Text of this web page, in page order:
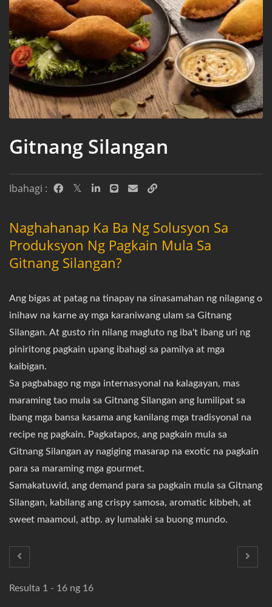
Gitnang Silangan
Ibahagi :
Naghahanap Ka Ba Ng Solusyon Sa
Produksyon Ng Pagkain Mula Sa
Gitnang Silangan?
Ang bigas at patag na tinapay na sinasamahan ng nilagang o
inihaw na karne ay mga karaniwang ulam sa Gitnang
Silangan. At gusto rin nilang magluto ng iba't ibang uri ng
piniritong pagkain upang ibahagi sa pamilya at mga
kaibigan.
Sa pagbabago ng mga internasyonal na kalagayan, mas
maraming tao mula sa Gitnang Silangan ang lumilipat sa
ibang mga bansa kasama ang kanilang mga tradisyonal na
recipe ng pagkain. Pagkatapos, ang pagkain mula sa
Gitnang Silangan ay nagiging masarap na exotic na pagkain
para sa maraming mga gourmet.
Samakatuwid, ang demand para sa pagkain mula sa Gitnang
Silangan, kabilang ang crispy samosa, aromatic kibbeh, at
sweet maamoul, atbp. ay lumalaki sa buong mundo.
Resulta 1 - 16 ng 16